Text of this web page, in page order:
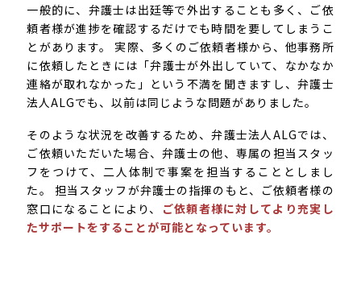
一般的に、弁護士は出廷等で外出することも多く、ご依
頼者様が進捗を確認するだけでも時間を要してしまうこ
とがあります。 実際、多くのご依頼者様から、他事務所
に依頼したときには「弁護士が外出していて、なかなか
連絡が取れなかった」という不満を聞きますし、弁護士
法人ALGでも、以前は同じような問題がありました。
そのような状況を改善するため、弁護士法人ALGでは、
ご依頼いただいた場合、弁護士の他、専属の担当スタッ
フをつけて、二人体制で事案を担当することとしまし
た。 担当スタッフが弁護士の指揮のもと、ご依頼者様の
窓口になることにより、
ご依頼者様に対してより充実し
たサポートをすることが可能となっています。